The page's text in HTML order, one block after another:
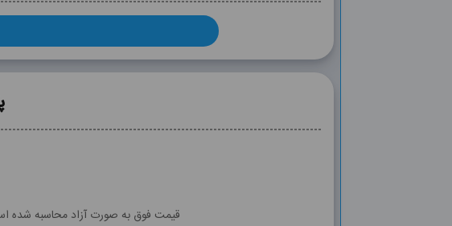
قیمت فوق به صورت آزاد محاسبه شده